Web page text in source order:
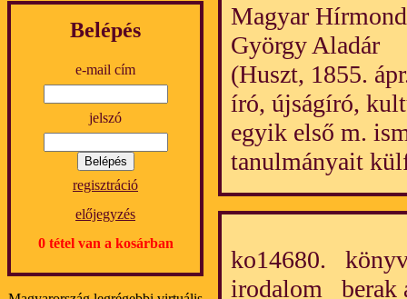
Belépés
e-mail cím
jelszó
regisztráció
előjegyzés
0 tétel van a kosárban
Magyar
György Aladár
(Huszt, 1855.
író, újságíró,
egyik első m.
tanulmányait
ko14680.
irodalom berak